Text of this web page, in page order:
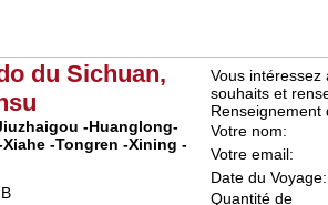
du Sichuan,
-Huanglong-
-Tongren -Xining -